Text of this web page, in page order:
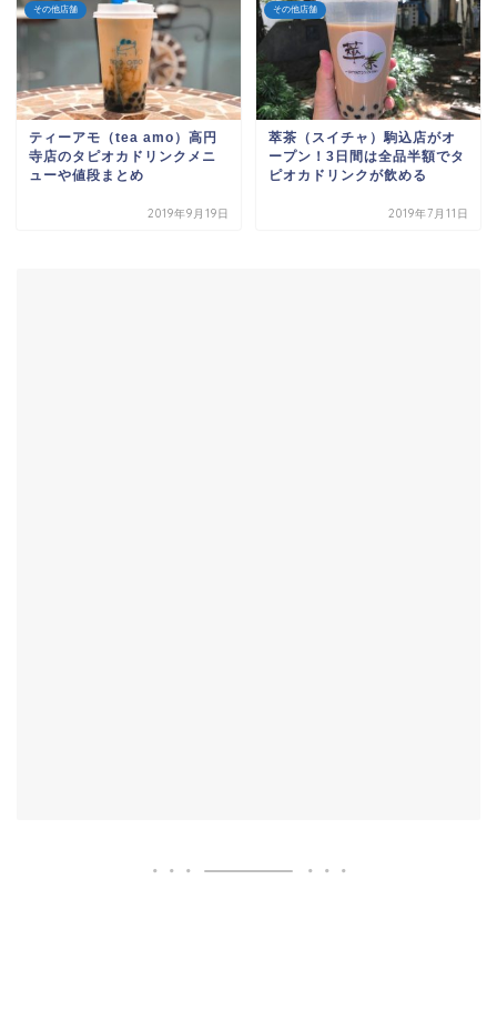
その他店舗
ティーアモ（tea amo）高円
寺店のタピオカドリンクメニ
ューや値段まとめ
2019年9月19日
その他店舗
萃茶（スイチャ）駒込店がオ
ープン！3日間は全品半額でタ
ピオカドリンクが飲める
2019年7月11日